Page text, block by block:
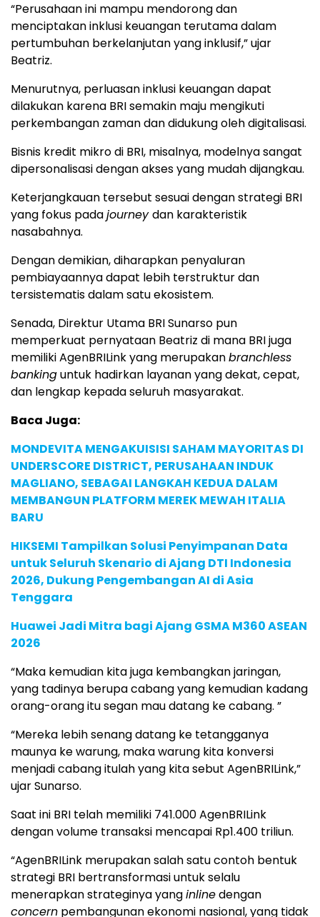
“Perusahaan ini mampu mendorong dan
menciptakan inklusi keuangan terutama dalam
pertumbuhan berkelanjutan yang inklusif,” ujar
Beatriz.
Menurutnya, perluasan inklusi keuangan dapat
dilakukan karena BRI semakin maju mengikuti
perkembangan zaman dan didukung oleh digitalisasi.
Bisnis kredit mikro di BRI, misalnya, modelnya sangat
dipersonalisasi dengan akses yang mudah dijangkau.
Keterjangkauan tersebut sesuai dengan strategi BRI
yang fokus padajourneydan karakteristik
nasabahnya.
Dengan demikian, diharapkan penyaluran
pembiayaannya dapat lebih terstruktur dan
tersistematis dalam satu ekosistem.
Senada, Direktur Utama BRI Sunarso pun
memperkuat pernyataan Beatriz di mana BRI juga
memiliki AgenBRILink yang merupakanbranchless
bankinguntuk hadirkan layanan yang dekat, cepat,
dan lengkap kepada seluruh masyarakat.
Baca Juga:
MONDEVITA MENGAKUISISI SAHAM MAYORITAS DI
UNDERSCORE DISTRICT, PERUSAHAAN INDUK
MAGLIANO, SEBAGAI LANGKAH KEDUA DALAM
MEMBANGUN PLATFORM MEREK MEWAH ITALIA
BARU
HIKSEMI Tampilkan Solusi Penyimpanan Data
untuk Seluruh Skenario di Ajang DTI Indonesia
2026, Dukung Pengembangan AI di Asia
Tenggara
Huawei Jadi Mitra bagi Ajang GSMA M360 ASEAN
2026
“Maka kemudian kita juga kembangkan jaringan,
yang tadinya berupa cabang yang kemudian kadang
orang-orang itu segan mau datang ke cabang. ”
“Mereka lebih senang datang ke tetangganya
maunya ke warung, maka warung kita konversi
menjadi cabang itulah yang kita sebut AgenBRILink,”
ujar Sunarso.
Saat ini BRI telah memiliki 741.000 AgenBRILink
dengan volume transaksi mencapai Rp1.400 triliun.
“AgenBRILink merupakan salah satu contoh bentuk
strategi BRI bertransformasi untuk selalu
menerapkan strateginya yanginlinedengan
concern pembangunan ekonomi nasional, yang tidak